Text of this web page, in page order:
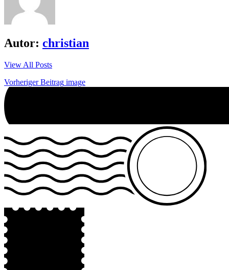
Autor: christian
View All Posts
Beitrags-
Navigation
Vorheriger Beitrag image